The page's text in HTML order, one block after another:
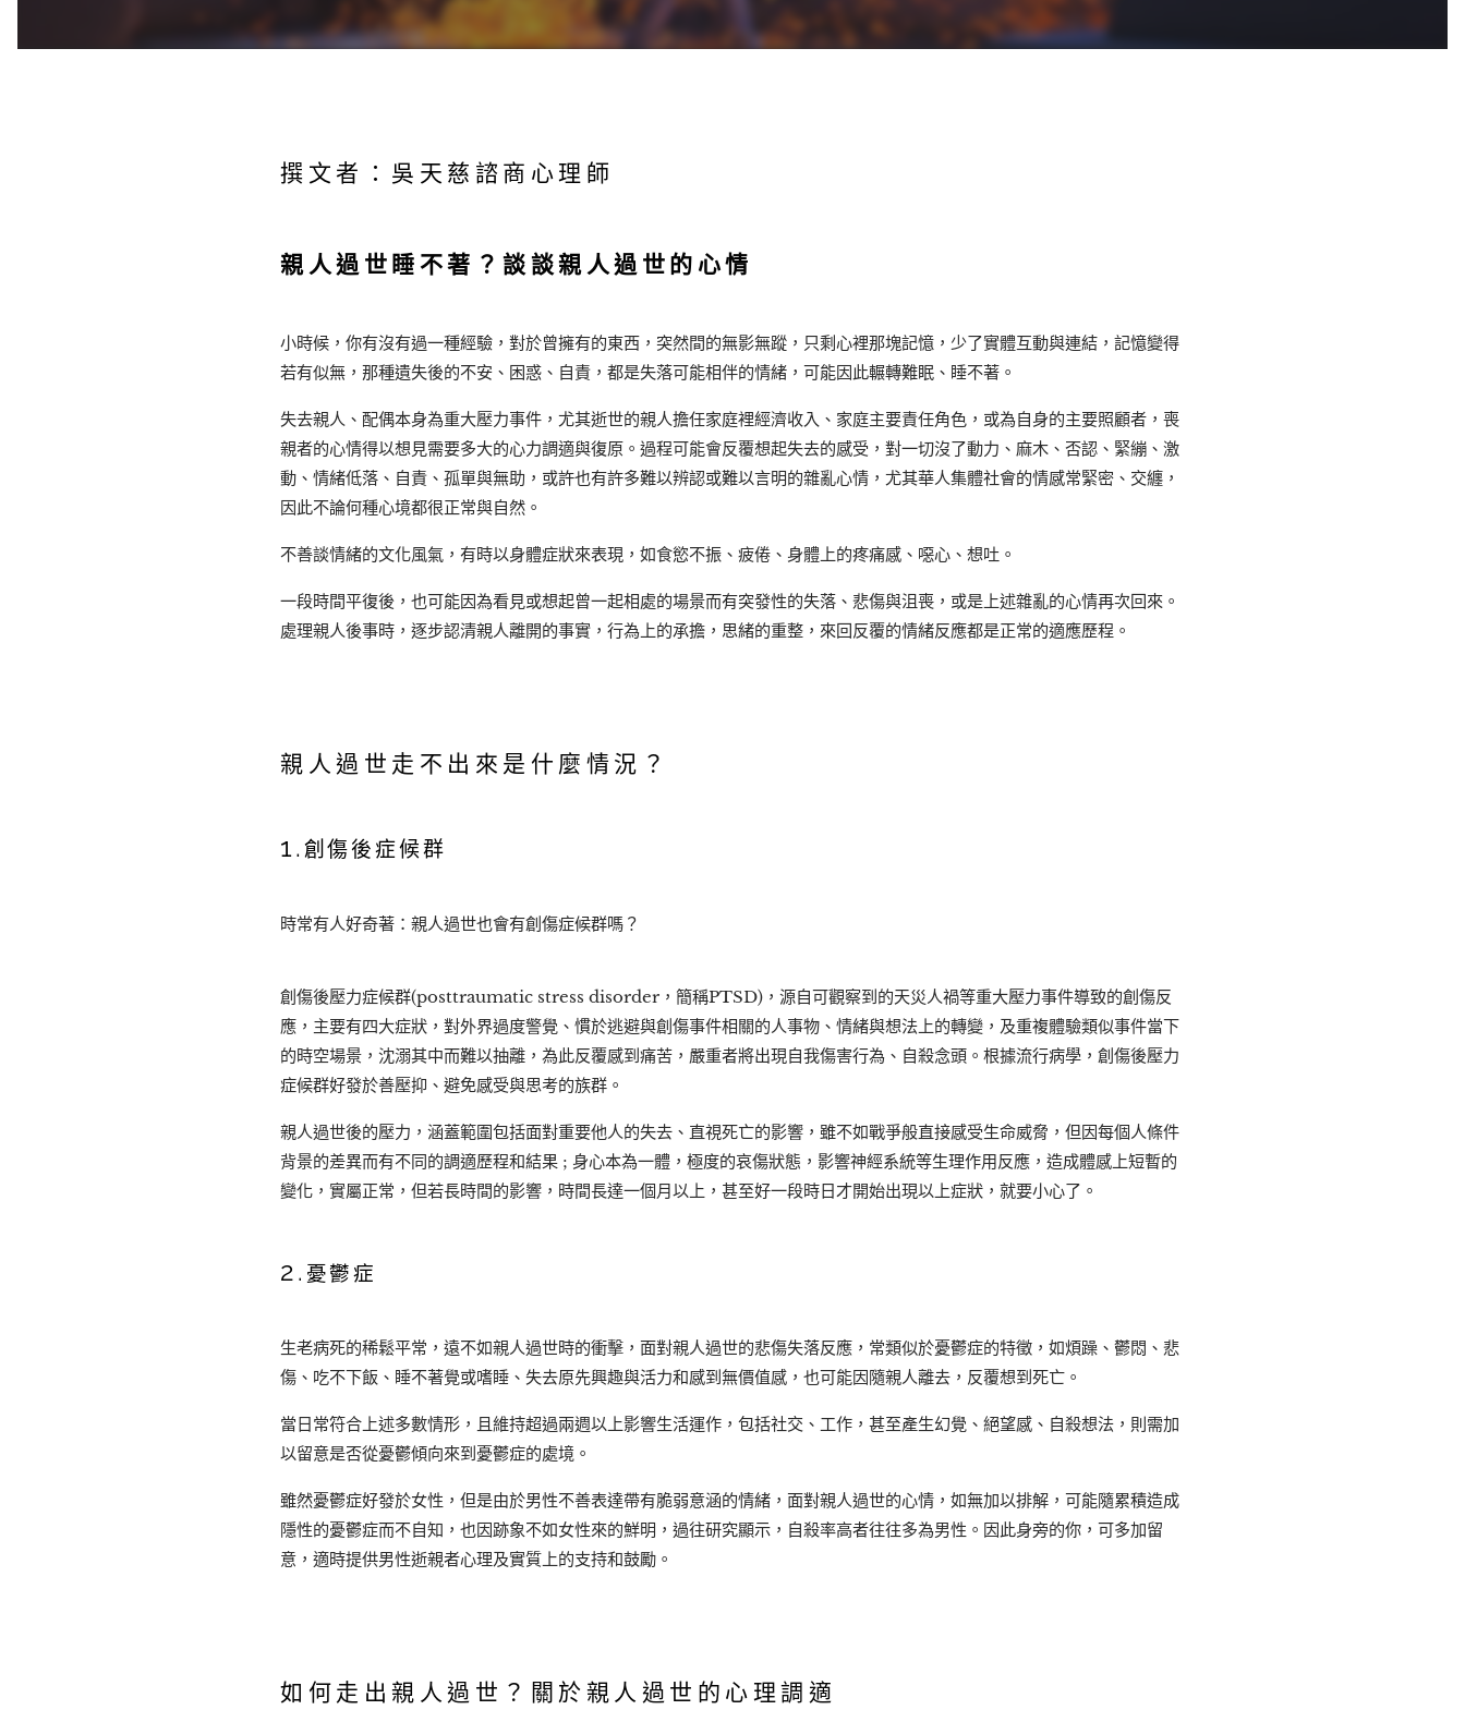
撰文者：吳天慈諮商心理師
親人過世睡不著？談談親人過世的心情
小時候，你有沒有過一種經驗，對於曾擁有的東西，突然間的無影無蹤，只剩心裡那塊記憶，少了實體互動與連結，記憶變得
若有似無，那種遺失後的不安、困惑、自責，都是失落可能相伴的情緒，可能因此輾轉難眠、睡不著。
失去親人、配偶本身為重大壓力事件，尤其逝世的親人擔任家庭裡經濟收入、家庭主要責任角色，或為自身的主要照顧者，喪
親者的心情得以想見需要多大的心力調適與復原。過程可能會反覆想起失去的感受，對一切沒了動力、麻木、否認、緊繃、激
動、情緒低落、自責、孤單與無助，或許也有許多難以辨認或難以言明的雜亂心情，尤其華人集體社會的情感常緊密、交纏，
因此不論何種心境都很正常與自然。
不善談情緒的文化風氣，有時以身體症狀來表現，如食慾不振、疲倦、身體上的疼痛感、噁心、想吐。
一段時間平復後，也可能因為看見或想起曾一起相處的場景而有突發性的失落、悲傷與沮喪，或是上述雜亂的心情再次回來。
處理親人後事時，逐步認清親人離開的事實，行為上的承擔，思緒的重整，來回反覆的情緒反應都是正常的適應歷程。
親人過世走不出來是什麼情況？
1.創傷後症候群
時常有人好奇著：親人過世也會有創傷症候群嗎？
創傷後壓力症候群(posttraumatic stress disorder，簡稱PTSD)，源自可觀察到的天災人禍等重大壓力事件導致的創傷反
應，主要有四大症狀，對外界過度警覺、慣於逃避與創傷事件相關的人事物、情緒與想法上的轉變，及重複體驗類似事件當下
的時空場景，沈溺其中而難以抽離，為此反覆感到痛苦，嚴重者將出現自我傷害行為、自殺念頭。根據流行病學，創傷後壓力
症候群好發於善壓抑、避免感受與思考的族群。
親人過世後的壓力，涵蓋範圍包括面對重要他人的失去、直視死亡的影響，雖不如戰爭般直接感受生命威脅，但因每個人條件
背景的差異而有不同的調適歷程和結果 ; 身心本為一體，極度的哀傷狀態，影響神經系統等生理作用反應，造成體感上短暫的
變化，實屬正常，但若長時間的影響，時間長達一個月以上，甚至好一段時日才開始出現以上症狀，就要小心了。
2. 憂鬱症
生老病死的稀鬆平常，遠不如親人過世時的衝擊，面對親人過世的悲傷失落反應，常類似於憂鬱症的特徵，如煩躁、鬱悶、悲
傷、吃不下飯、睡不著覺或嗜睡、失去原先興趣與活力和感到無價值感，也可能因隨親人離去，反覆想到死亡。
當日常符合上述多數情形，且維持超過兩週以上影響生活運作，包括社交、工作，甚至產生幻覺、絕望感、自殺想法，則需加
以留意是否從憂鬱傾向來到憂鬱症的處境。
雖然憂鬱症好發於女性，但是由於男性不善表達帶有脆弱意涵的情緒，面對親人過世的心情，如無加以排解，可能隨累積造成
隱性的憂鬱症而不自知，也因跡象不如女性來的鮮明，過往研究顯示，自殺率高者往往多為男性。因此身旁的你，可多加留
意，適時提供男性逝親者心理及實質上的支持和鼓勵。
如何走出親人過世？關於親人過世的心理調適